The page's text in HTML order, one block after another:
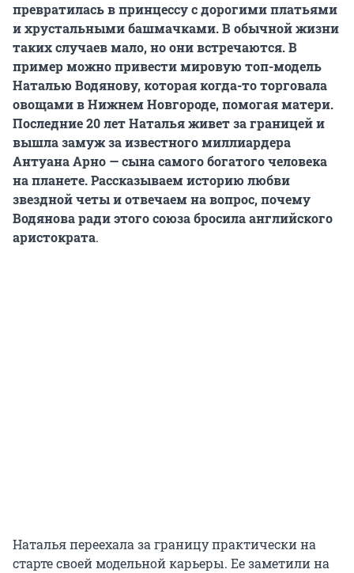
превратилась в принцессу с дорогими платьями
и хрустальными башмачками. В обычной жизни
таких случаев мало, но они встречаются. В
пример можно привести мировую топ-модель
Наталью Водянову, которая когда-то торговала
овощами в Нижнем Новгороде, помогая матери.
Последние 20 лет Наталья живет за границей и
вышла замуж за известного миллиардера
Антуана Арно — сына самого богатого человека
на планете. Рассказываем историю любви
звездной четы и отвечаем на вопрос, почему
Водянова ради этого союза бросила английского
аристократа.
Наталья переехала за границу практически на
старте своей модельной карьеры. Ее заметили на